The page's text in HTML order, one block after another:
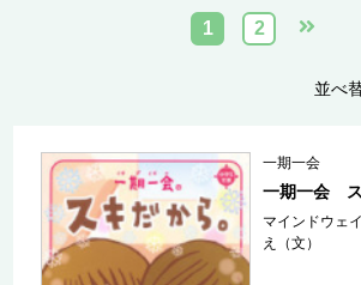
1 2
並べ
一期一会
一期一会 ス
マインドウェ
え（文）